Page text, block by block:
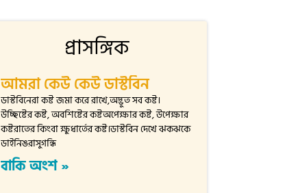
প্রাসঙ্গিক
আমরা কেউ কেউ ডাস্টবিন
ডাস্টবিনেরা কষ্ট জমা করে রাখে,অদ্ভুত সব কষ্ট।
উচ্ছিষ্টের কষ্ট, অবশিষ্টের কষ্টঅপেক্ষার কষ্ট, উপেক্ষার
কষ্টরাতের কিংবা ক্ষুধার্তের কষ্ট।ডাস্টবিন দেখে ঝকঝকে
ডাইনিঙরাসুগন্ধি
বাকি অংশ »